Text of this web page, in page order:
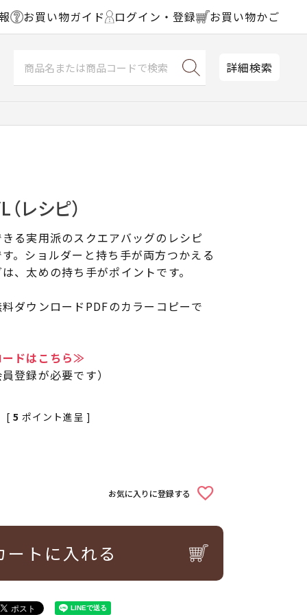
お買い物ガイド ログイン・登録 お買い物かご
詳細検索
レシピ）
る実用派のスクエアバッグのレシピ
す。ショルダーと持ち手が両方つかえる
、太めの持ち手がポイントです。
ダウンロードPDFのカラーコピーで
ードはこちら≫
登録が必要です）
[ 5 ポイント進呈 ]
お気に入りに登録する
ートに入れる